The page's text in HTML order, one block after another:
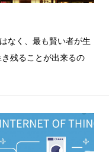
なく、最も賢い者が生
残ることが出来るの